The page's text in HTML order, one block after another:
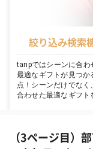
絞り込み検索
tanpではシーンに合わ
最適なギフトが見つか
点！シーンだけでなく
合わせた最適なギフト
（3ページ目）